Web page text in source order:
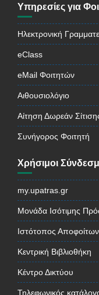
Υπηρεσίες για
Ηλεκτρονική
eClass
eMail Φοιτητών
Αιθουσιολόγιο
Αίτηση Δωρεάν
Συνήγορος Φοιτητή
Χρήσιμοι
my.upatras.gr
Μονάδα Ισότιμης
Ιστότοπος
Κεντρική Βιβλιοθήκη
Κέντρο Δικτύου
Τηλεφωνικός